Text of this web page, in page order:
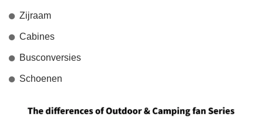
Zijraam
Cabines
Busconversies
Schoenen